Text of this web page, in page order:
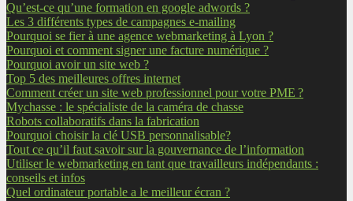
Qu’est-ce qu’une formation en google adwords ?
Les 3 différents types de campagnes e-mailing
Pourquoi se fier à une agence webmarketing à Lyon ?
Pourquoi et comment signer une facture numérique ?
Pourquoi avoir un site web ?
Top 5 des meilleures offres internet
Comment créer un site web professionnel pour votre PME ?
Mychasse : le spécialiste de la caméra de chasse
Robots collaboratifs dans la fabrication
Pourquoi choisir la clé USB personnalisable?
Tout ce qu’il faut savoir sur la gouvernance de l’information
Utiliser le webmarketing en tant que travailleurs indépendants :
conseils et infos
Quel ordinateur portable a le meilleur écran ?